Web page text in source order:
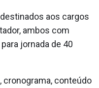
aos cargos
ambos com
jornada de 40
conteúdo